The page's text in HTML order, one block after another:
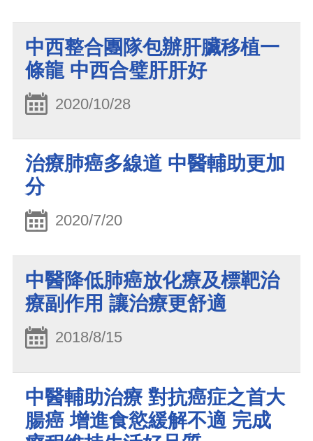
中西整合團隊包辦肝臟移植一
條龍 中西合璧肝肝好
2020/10/28
治療肺癌多線道 中醫輔助更加
分
2020/7/20
中醫降低肺癌放化療及標靶治
療副作用 讓治療更舒適
2018/8/15
中醫輔助治療 對抗癌症之首大
腸癌 增進食慾緩解不適 完成